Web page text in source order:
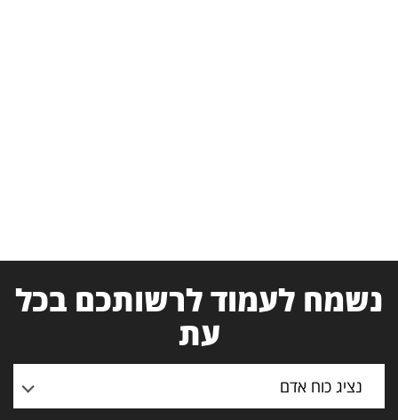
נשמח לעמוד לרשותכם בכל
עת
נציג כוח אדם